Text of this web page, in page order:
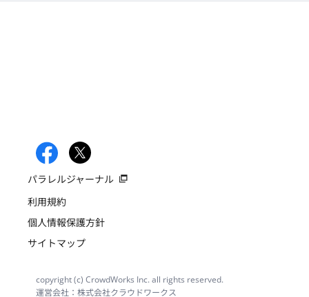
パラレルジャーナル
利用規約
個人情報保護方針
サイトマップ
copyright (c) CrowdWorks Inc. all rights reserved.
運営会社：株式会社クラウドワークス